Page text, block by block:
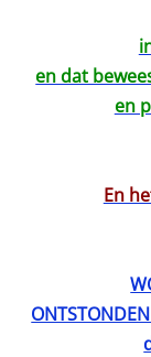
en dat
en
En